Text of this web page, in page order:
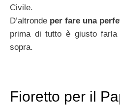
Civile.
D’altronde per fare una
prima di tutto è giusto
sopra.
Fioretto per il